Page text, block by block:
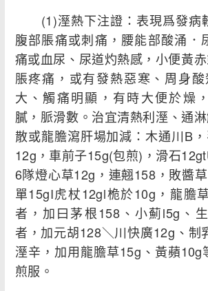
(1)溼熱下注證：表現爲發病
腹部脹痛或刺痛，腰能部酸涌．
痛或血尿、尿道灼熱感，小便黃
脹疼痛，或有發熱惡寒、周身
大、觸痛明顯，有時大便於燥
膩，脈滑數。治宜清熱利溼、通
散或龍膽瀉肝場加減：木通川B
12g，車前子15g(包煎)，滑石
6隊燈心草12g，連翹158，敗醬
單15gI虎杖12gl桅於10g，龍膽
者，加曰茅根158、小薊l5g、
者，加元胡128＼川快廣12g、制
溼辛，加用龍膽草15g、黃蘋10g
煎服。